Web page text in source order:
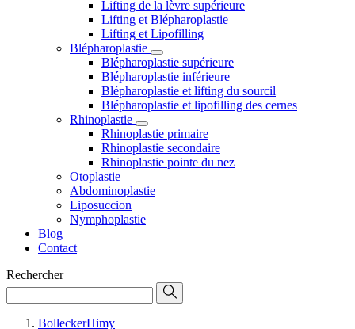
Lifting de la lèvre supérieure
Lifting et Blépharoplastie
Lifting et Lipofilling
Blépharoplastie
Blépharoplastie supérieure
Blépharoplastie inférieure
Blépharoplastie et lifting du sourcil
Blépharoplastie et lipofilling des cernes
Rhinoplastie
Rhinoplastie primaire
Rhinoplastie secondaire
Rhinoplastie pointe du nez
Otoplastie
Abdominoplastie
Liposuccion
Nymphoplastie
Blog
Contact
Rechercher
BolleckerHimy